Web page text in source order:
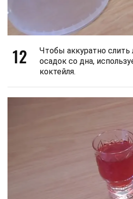
12
Чтобы аккуратно слить
осадок со дна,
коктейля.